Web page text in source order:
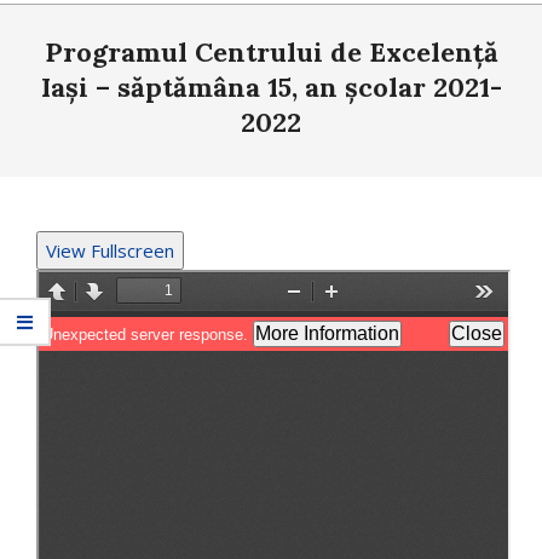
Navigation
Menu
Programul Centrului de Excelență
Iași – săptămâna 15, an școlar 2021-
2022
View Fullscreen